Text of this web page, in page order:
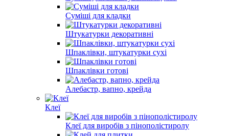
Пластифікатор
Суміші для влаштування підлог
Суміші для кладки
Штукатурки декоративні
Шпаклівки, штукатурки сухі
Шпаклівки готові
Алебастр, вапно, крейда